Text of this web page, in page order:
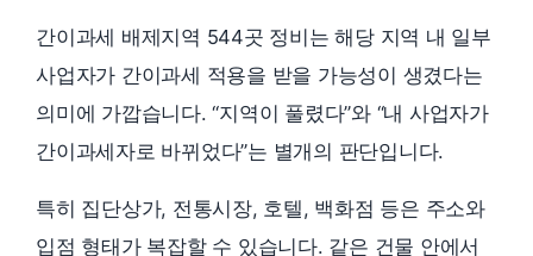
간이과세 배제지역 544곳 정비는 해당 지역 내 일부
사업자가 간이과세 적용을 받을 가능성이 생겼다는
의미에 가깝습니다. “지역이 풀렸다”와 “내 사업자가
간이과세자로 바뀌었다”는 별개의 판단입니다.
특히 집단상가, 전통시장, 호텔, 백화점 등은 주소와
입점 형태가 복잡할 수 있습니다. 같은 건물 안에서